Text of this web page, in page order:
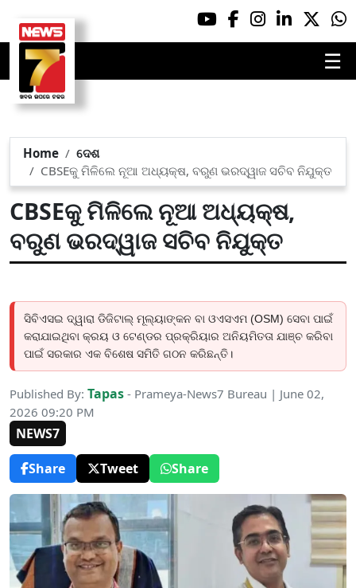
☰
Home
ଦେଶ
CBSEକୁ ମିଳିଲେ ନୂଆ ଅଧ୍ୟକ୍ଷ, ବରୁଣ ଭରଦ୍ୱାଜ ସଚିବ ନିଯୁକ୍ତ
CBSEକୁ ମିଳିଲେ ନୂଆ ଅଧ୍ୟକ୍ଷ,
ବରୁଣ ଭରଦ୍ୱାଜ ସଚିବ ନିଯୁକ୍ତ
ସିବିଏସଇ ଦ୍ୱାରା ଡିଜିଟାଲ୍ ମୂଲ୍ୟାଙ୍କନ ବା ଓଏସଏମ (OSM) ସେବା ପାଇଁ
କରାଯାଇଥିବା କ୍ରୟ ଓ ଟେଣ୍ଡର ପ୍ରକ୍ରିୟାର ଅନିୟମିତତା ଯାଞ୍ଚ କରିବା
ପାଇଁ ସରକାର ଏକ ବିଶେଷ ସମିତି ଗଠନ କରିଛନ୍ତି।
Published By: Tapas - Prameya-News7 Bureau | June 02,
2026 09:20 PM
NEWS7
Share
Tweet Share